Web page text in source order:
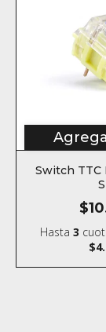
Switch TTC
Hasta3